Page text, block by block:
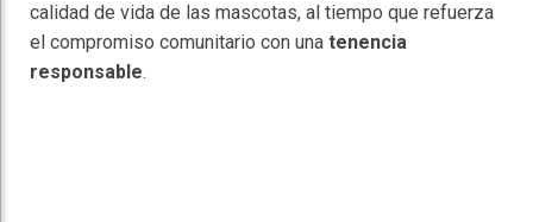
calidad de vida de las mascotas, al tiempo que refuerza
el compromiso comunitario con una tenencia
responsable.